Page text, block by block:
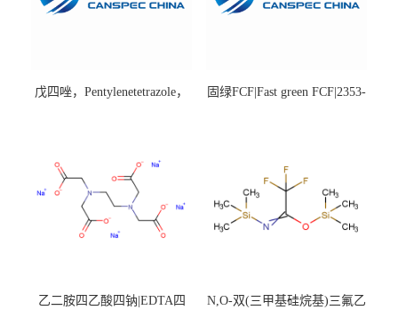
戊四唑，Pentylenetetrazole，
固绿FCF|Fast green FCF|2353-
乙二胺四乙酸四钠|EDTA四
N,O-双(三甲基硅烷基)三氟乙